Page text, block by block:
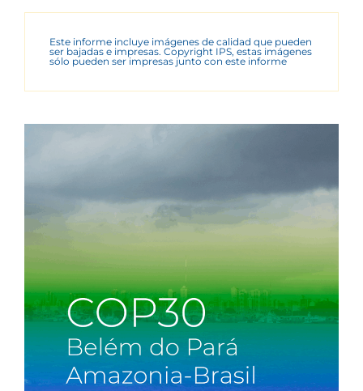
Este informe incluye imágenes de calidad que pueden
ser bajadas e impresas. Copyright IPS, estas imágenes
sólo pueden ser impresas junto con este informe